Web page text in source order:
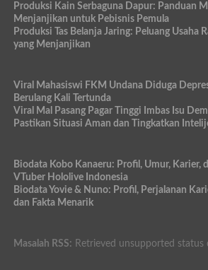
Produksi Kain Serbaguna Dapur: Panduan
Menjanjikan untuk Pebisnis Pemula
Produksi Tas Belanja Jaring: Peluang Usaha
yang Menjanjikan
Viral Mahasiswi FKM Undana Diduga
Berulang Kali Tertunda
Viral Mal Pasang Pagar Tinggi Imbas Isu
Pastikan Situasi Aman dan Tingkatkan
Biodata Kobo Kanaeru: Profil, Umur, Karier,
VTuber Hololive Indonesia
Biodata Yovie & Nuno: Profil, Perjalanan
dan Fakta Menarik
Masalah RSS: Retrieved unsupported status